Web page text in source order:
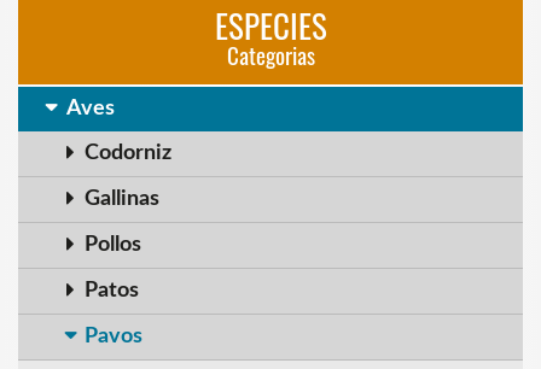
ESPECIES
Categorias
Aves
Codorniz
Gallinas
Pollos
Patos
Pavos